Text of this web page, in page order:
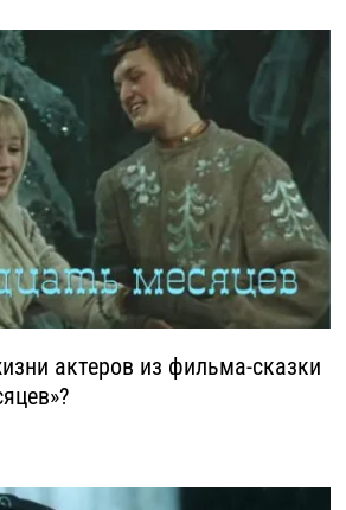
актеров из фильма-сказки